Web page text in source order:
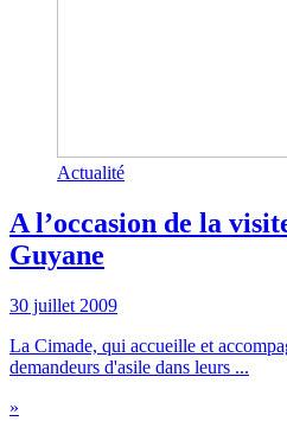
Actualité
A l’occasion de la
Guyane
30 juillet 2009
La Cimade, qui accueille et
demandeurs d'asile dans leurs ...
»